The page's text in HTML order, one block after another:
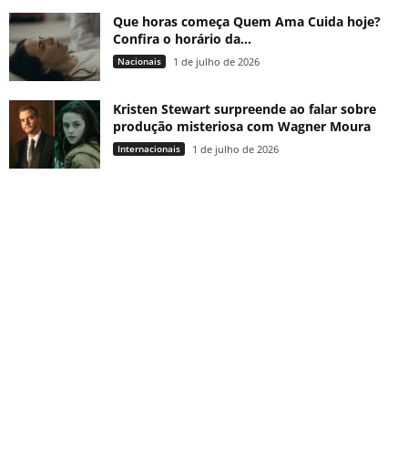
Que horas começa Quem Ama Cuida hoje?
Confira o horário da...
Nacionais 1 de julho de 2026
Kristen Stewart surpreende ao falar sobre
produção misteriosa com Wagner Moura
Internacionais 1 de julho de 2026